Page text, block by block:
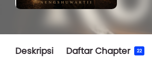
Deskripsi Daftar Chapter 22